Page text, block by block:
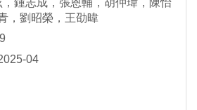
鍾志成，張恩輔，胡仲瑋，陳怡
，劉昭榮，王劭暐
04